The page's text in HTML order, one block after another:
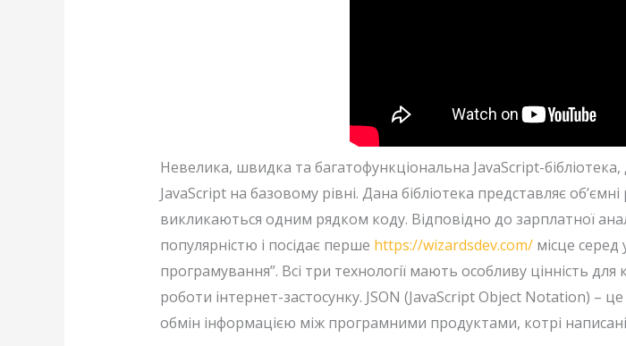
Невелика, швидка та багатофункціональна JavaScript-
JavaScript на базовому рівні. Дана бібліотека представляє
викликаються одним рядком коду. Відповідно до зарплатної
популярністю і посідає перше https://wizardsdev.com/місце серед
програмування”. Всі три технології мають особливу цінність
роботи інтернет-застосунку. JSON (JavaScript Object Notation) –
обмін інформацією між програмними продуктами, котрі